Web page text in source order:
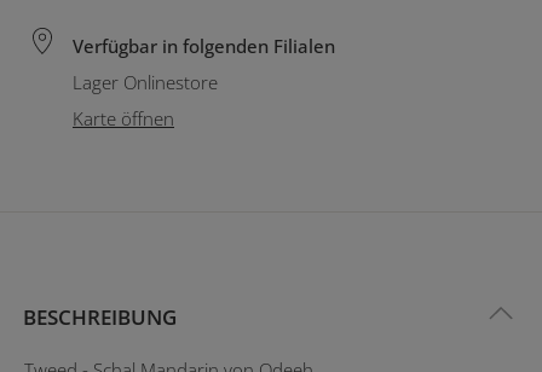
Verfügbar in folgenden Filialen
Lager Onlinestore
Karte öffnen
BESCHREIBUNG